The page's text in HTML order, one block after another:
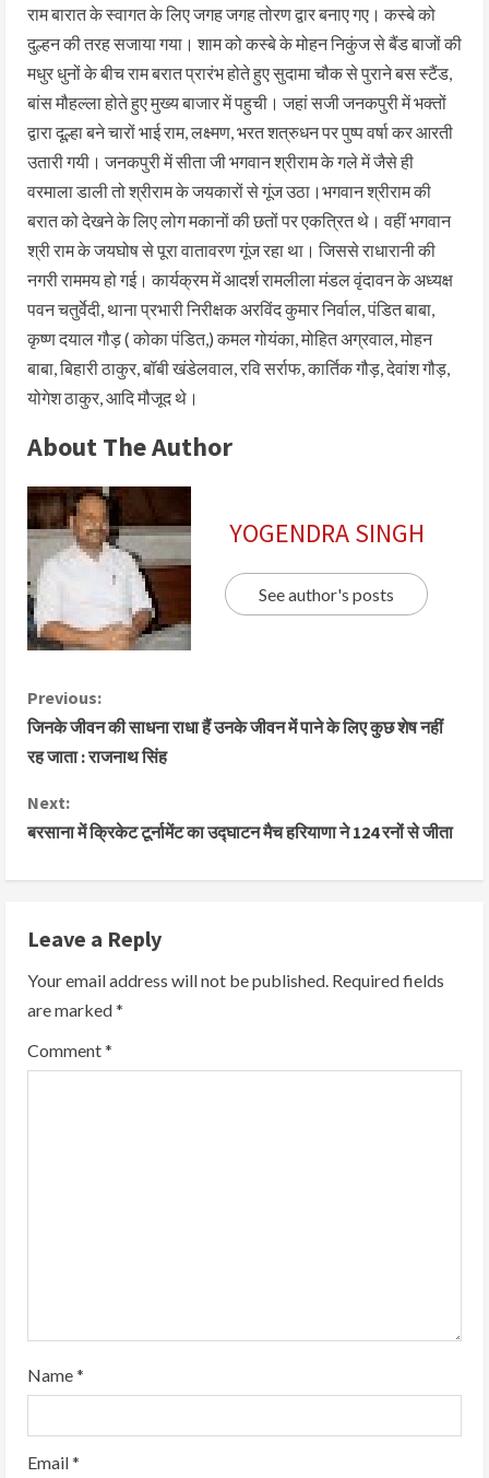
राम बारात के स्वागत के लिए जगह जगह तोरण द्वार बनाए गए। कस्बे को
दुल्हन की तरह सजाया गया। शाम को कस्बे के मोहन निकुंज से बैंड बाजों की
मधुर धुनों के बीच राम बरात प्रारंभ होते हुए सुदामा चौक से पुराने बस स्टैंड,
बांस मौहल्ला होते हुए मुख्य बाजार में पहुची। जहां सजी जनकपुरी में भक्तों
द्वारा दूल्हा बने चारों भाई राम, लक्ष्मण, भरत शत्रुधन पर पुष्प वर्षा कर आरती
उतारी गयी। जनकपुरी में सीता जी भगवान श्रीराम के गले में जैसे ही
वरमाला डाली तो श्रीराम के जयकारों से गूंज उठा।भगवान श्रीराम की
बरात को देखने के लिए लोग मकानों की छतों पर एकत्रित थे। वहीं भगवान
श्री राम के जयघोष से पूरा वातावरण गूंज रहा था। जिससे राधारानी की
नगरी राममय हो गई। कार्यक्रम में आदर्श रामलीला मंडल वृंदावन के अध्यक्ष
पवन चतुर्वेदी, थाना प्रभारी निरीक्षक अरविंद कुमार निर्वाल, पंडित बाबा,
कृष्ण दयाल गौड़ ( कोका पंडित,) कमल गोयंका, मोहित अग्रवाल, मोहन
बाबा, बिहारी ठाकुर, बॉबी खंडेलवाल, रवि सर्राफ, कार्तिक गौड़, देवांश गौड़,
योगेश ठाकुर, आदि मौजूद थे।
About The Author
YOGENDRA SINGH
See author's posts
Previous:
जिनके जीवन की साधना राधा हैं उनके जीवन में पाने के लिए कुछ शेष नहीं
रह जाता : राजनाथ सिंह
Next:
बरसाना में क्रिकेट टूर्नामेंट का उद्घाटन मैच हरियाणा ने 124 रनों से जीता
Leave a Reply
Your email address will not be published. Required fields
are marked*
Comment*
Name*
Email*